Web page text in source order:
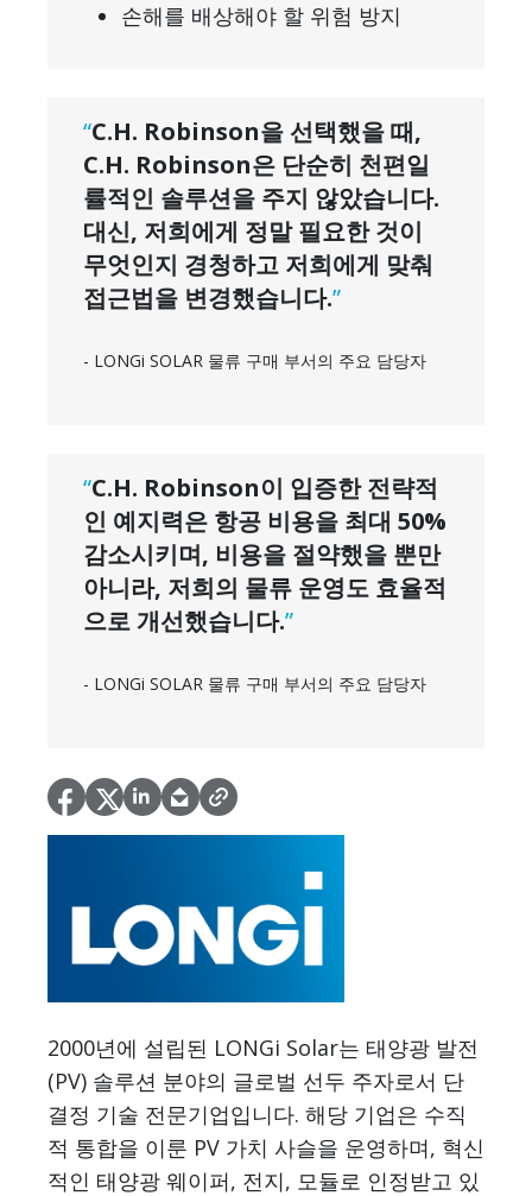
손해를 배상해야 할 위험 방지
“C.H. Robinson을 선택했을 때,
C.H. Robinson은 단순히 천편일
률적인 솔루션을 주지 않았습니다.
대신, 저희에게 정말 필요한 것이
무엇인지 경청하고 저희에게 맞춰
접근법을 변경했습니다.”
- LONGi SOLAR 물류 구매 부서의 주요 담당자
“C.H. Robinson이 입증한 전략적
인 예지력은 항공 비용을 최대 50%
감소시키며, 비용을 절약했을 뿐만
아니라, 저희의 물류 운영도 효율적
으로 개선했습니다.”
- LONGi SOLAR 물류 구매 부서의 주요 담당자
2000년에 설립된 LONGi Solar는 태양광 발전
(PV) 솔루션 분야의 글로벌 선두 주자로서 단
결정 기술 전문기업입니다. 해당 기업은 수직
적 통합을 이룬 PV 가치 사슬을 운영하며, 혁신
적인 태양광 웨이퍼, 전지, 모듈로 인정받고 있